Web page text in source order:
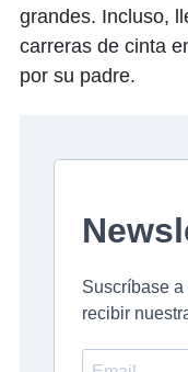
grandes. Incluso,
carreras de cinta
por su padre.